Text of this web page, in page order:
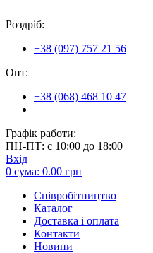
Роздріб:
+38 (097) 757 21 56
Опт:
+38 (068) 468 10 47
Графік работи:
ПН-ПТ: с 10:00 до 18:00
Вхід
0 сума: 0.00 грн
Співробітництво
Каталог
Доставка і оплата
Контакти
Новини